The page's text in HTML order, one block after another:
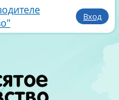
Вход